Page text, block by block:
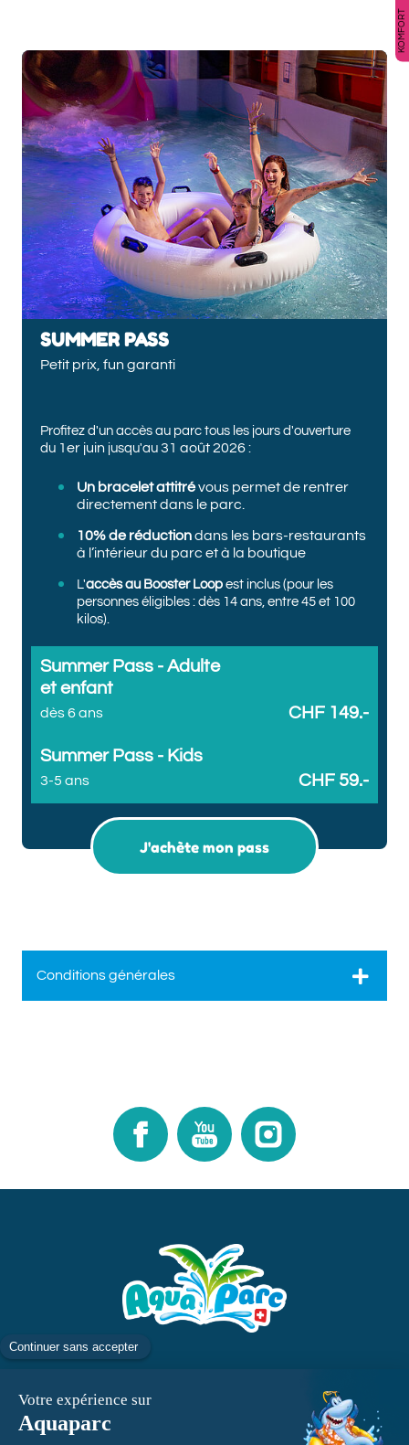
KOMFORT
SUMMER PASS
Petit prix, fun garanti
Profitez d'un accès au parc tous les jours d'ouverture
du 1er juin jusqu'au 31 août 2026 :
Un bracelet attitrévous permet de rentrer
directement dans le parc.
10% de réductiondans les bars-restaurants
à l’intérieur du parc et à la boutique
L'accès au Booster Loop est inclus (pour les
personnes éligibles : dès 14 ans, entre 45 et 100
kilos).
Summer Pass - Adulte
et enfant
dès 6 ans CHF 149.-
Summer Pass - Kids
3-5 ans CHF 59.-
J'achète mon pass
Conditions générales
Facebook Youtube
ÜBER UNS